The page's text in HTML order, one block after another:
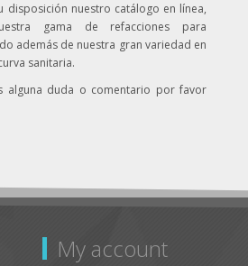
disposición nuestro catálogo en línea,
gama de refacciones para
además de nuestra gran variedad en
sanitaria.
alguna duda o comentario por favor
My account